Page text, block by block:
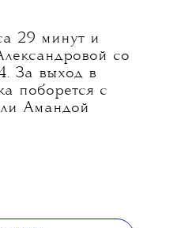
29 минут и
со
За выход в
поборется с
Амандой
победительница